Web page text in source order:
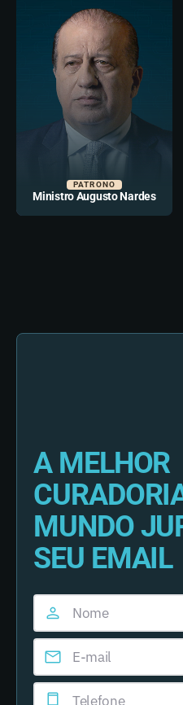
PATRONO
Ministro Augusto Nardes
A MELHOR
MUNDO
SEU EMAIL